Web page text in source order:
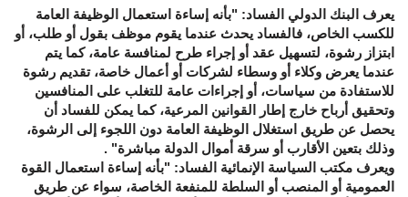
يعرف البنك الدولي الفساد: "بأنه إساءة استعمال الوظيفة العامة
للكسب الخاص، فالفساد يحدث عندما يقوم موظف بقول أو طلب، أو
ابتزاز رشوة، لتسهيل عقد أو إجراء طرح لمنافسة عامة، كما يتم
عندما يعرض وكلاء أو وسطاء لشركات أو أعمال خاصة، تقديم رشوة
للاستفادة من سياسات، أو إجراءات عامة للتغلب على المنافسين
وتحقيق أرباح خارج إطار القوانين المرعية، كما يمكن للفساد أن
يحصل عن طريق استغلال الوظيفة العامة دون اللجوء إلى الرشوة،
وذلك بتعين الأقارب أو سرقة أموال الدولة مباشرة" .
ويعرف مكتب السياسة الإنمائية الفساد: "بأنه إساءة استعمال القوة
العمومية أو المنصب أو السلطة للمنفعة الخاصة، سواء عن طريق